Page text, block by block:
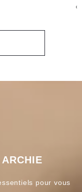
pour vous